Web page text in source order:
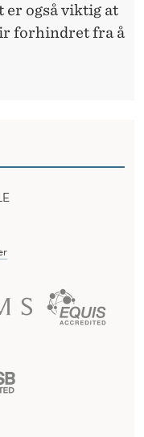
er også viktig at
forhindret fra å